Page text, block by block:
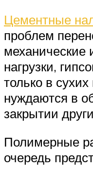
Цементные
проблем
механические
нагрузки,
только в
нуждаются в
закрытии
Полимерные
очередь